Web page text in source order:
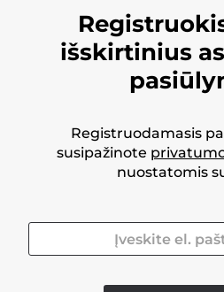
išskirtinius
Registruodamasis
susipažinote
nuostatomis